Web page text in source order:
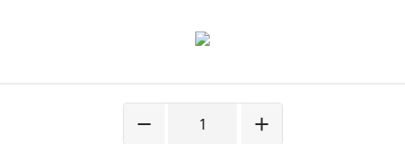
+
−